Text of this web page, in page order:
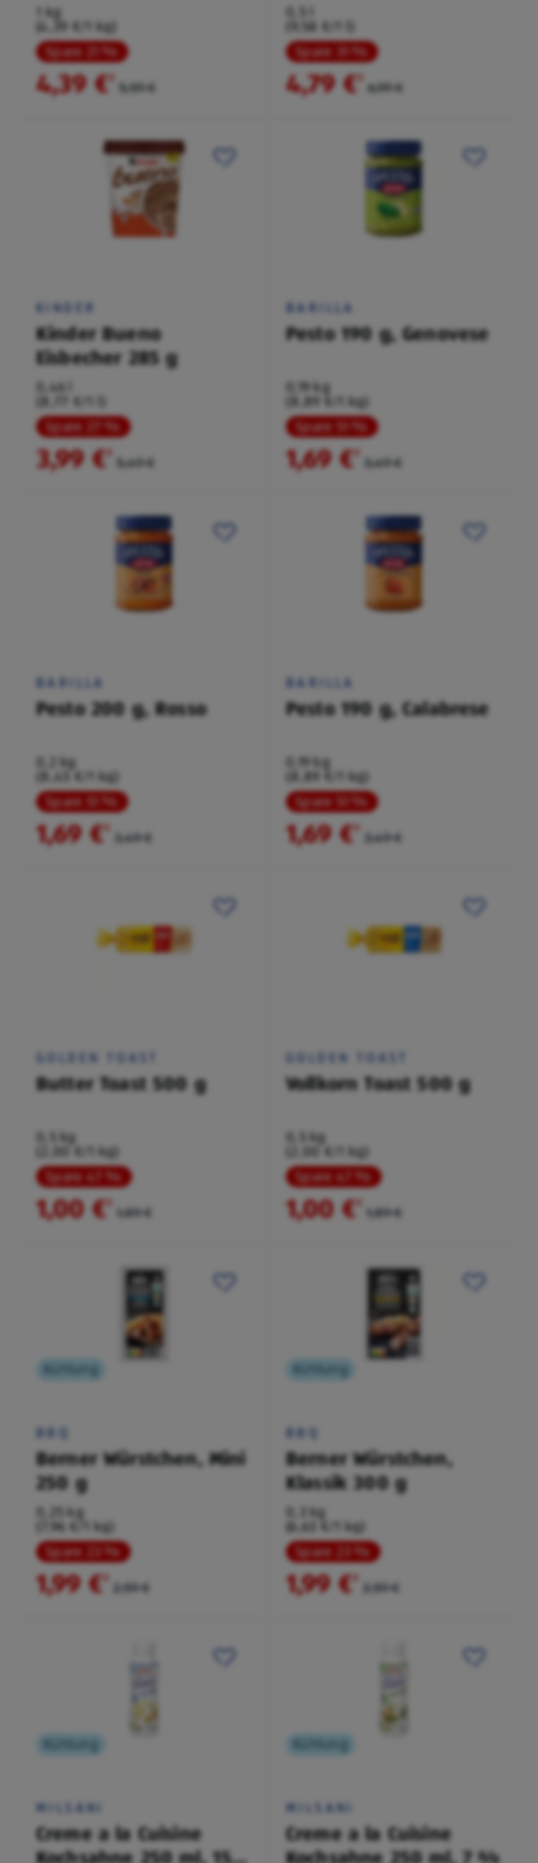
1 kg
(4,39 €/1 kg)
Spare 21 %
4,39 € 5,59 €
(9,58 €/1 l)
Spare 31 %
4,79 € 6,99 €
KINDER
Kinder Bueno
Eisbecher 285 g
0,46 l
(8,77 €/1 l)
Spare 27 %
3,99 € 5,49 €
BARILLA
Pesto 190 g, Genovese
0,19 kg
(8,89 €/1 kg)
Spare 51 %
1,69 € 3,49 €
BARILLA
Pesto 200 g, Rosso
0,2 kg
(8,45 €/1 kg)
Spare 51 %
1,69 € 3,49 €
BARILLA
Pesto 190 g, Calabrese
0,19 kg
(8,89 €/1 kg)
Spare 51 %
1,69 € 3,49 €
GOLDEN TOAST
Butter Toast 500 g
0,5 kg
(2,00 €/1 kg)
Spare 47 %
1,00 € 1,89 €
GOLDEN TOAST
Vollkorn Toast 500 g
0,5 kg
(2,00 €/1 kg)
Spare 47 %
1,00 € 1,89 €
Kühlung
BBQ
Berner Würstchen, Mini
250 g
0,25 kg
(7,96 €/1 kg)
Spare 23 %
1,99 € 2,59 €
Kühlung
BBQ
Berner Würstchen,
Klassik 300 g
0,3 kg
(6,63 €/1 kg)
Spare 23 %
1,99 € 2,59 €
Kühlung
MILSANI
Creme a la Cuisine
Kochsahne 250 ml, 15
Kühlung
MILSANI
Creme a la Cuisine
Kochsahne 250 ml, 7 %